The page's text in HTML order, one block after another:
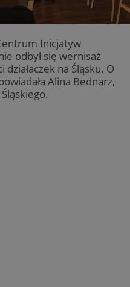
Inicjatyw
odbył się wernisaż
na Śląsku. O
Alina Bednarz,